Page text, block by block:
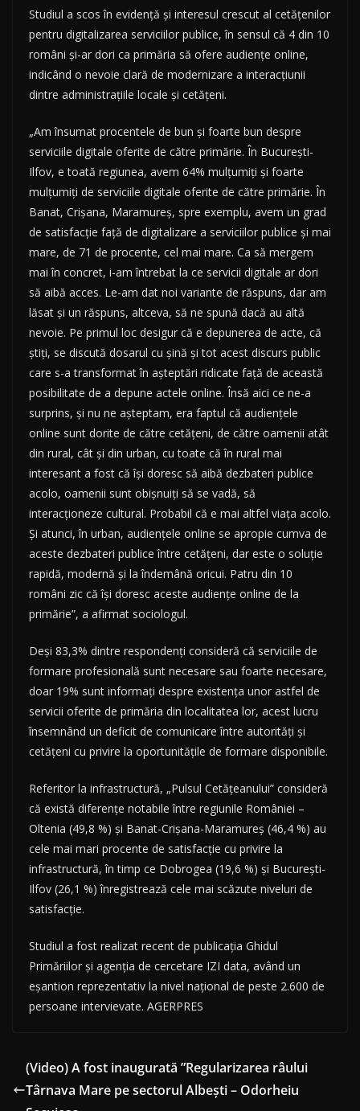
Studiul a scos în evidenţă şi interesul crescut al cetăţenilor
pentru digitalizarea serviciilor publice, în sensul că 4 din 10
români şi-ar dori ca primăria să ofere audienţe online,
indicând o nevoie clară de modernizare a interacţiunii
dintre administraţiile locale şi cetăţeni.
„Am însumat procentele de bun şi foarte bun despre
serviciile digitale oferite de către primărie. În Bucureşti-
Ilfov, e toată regiunea, avem 64% mulţumiţi şi foarte
mulţumiţi de serviciile digitale oferite de către primărie. În
Banat, Crişana, Maramureş, spre exemplu, avem un grad
de satisfacţie faţă de digitalizare a serviciilor publice şi mai
mare, de 71 de procente, cel mai mare. Ca să mergem
mai în concret, i-am întrebat la ce servicii digitale ar dori
să aibă acces. Le-am dat noi variante de răspuns, dar am
lăsat şi un răspuns, altceva, să ne spună dacă au altă
nevoie. Pe primul loc desigur că e depunerea de acte, că
ştiţi, se discută dosarul cu şină şi tot acest discurs public
care s-a transformat în aşteptări ridicate faţă de această
posibilitate de a depune actele online. Însă aici ce ne-a
surprins, şi nu ne aşteptam, era faptul că audienţele
online sunt dorite de către cetăţeni, de către oamenii atât
din rural, cât şi din urban, cu toate că în rural mai
interesant a fost că îşi doresc să aibă dezbateri publice
acolo, oamenii sunt obişnuiţi să se vadă, să
interacţioneze cultural. Probabil că e mai altfel viaţa acolo.
Şi atunci, în urban, audienţele online se apropie cumva de
aceste dezbateri publice între cetăţeni, dar este o soluţie
rapidă, modernă şi la îndemână oricui. Patru din 10
români zic că îşi doresc aceste audienţe online de la
primărie”, a afirmat sociologul.
Deşi 83,3% dintre respondenţi consideră că serviciile de
formare profesională sunt necesare sau foarte necesare,
doar 19% sunt informaţi despre existenţa unor astfel de
servicii oferite de primăria din localitatea lor, acest lucru
însemnând un deficit de comunicare între autorităţi şi
cetăţeni cu privire la oportunităţile de formare disponibile.
Referitor la infrastructură, „Pulsul Cetăţeanului” consideră
că există diferenţe notabile între regiunile României –
Oltenia (49,8 %) şi Banat-Crişana-Maramureş (46,4 %) au
cele mai mari procente de satisfacţie cu privire la
infrastructură, în timp ce Dobrogea (19,6 %) şi Bucureşti-
Ilfov (26,1 %) înregistrează cele mai scăzute niveluri de
satisfacţie.
Studiul a fost realizat recent de publicaţia Ghidul
Primăriilor şi agenţia de cercetare IZI data, având un
eşantion reprezentativ la nivel naţional de peste 2.600 de
persoane intervievate. AGERPRES
(Video) A fost inaugurată ”Regularizarea râului
Târnava Mare pe sectorul Albești – Odorheiu